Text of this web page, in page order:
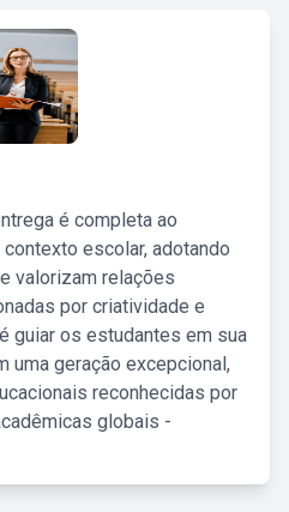
é completa ao
escolar, adotando
valorizam relações
por criatividade e
guiar os estudantes em sua
uma geração excepcional,
reconhecidas por
globais -